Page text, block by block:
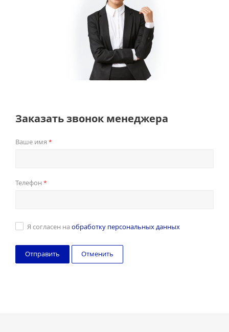
Заказать звонок менеджера
Ваше имя *
Телефон *
Я согласен на обработку персональных данных
Отменить